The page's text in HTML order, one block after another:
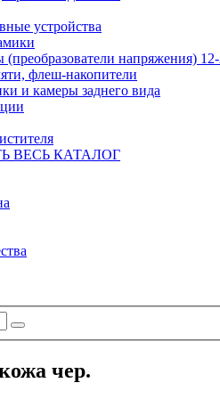
устройства
(преобразователи напряжения)
флеш-накопители
и камеры заднего вида
ВЕСЬ КАТАЛОГ
чер.